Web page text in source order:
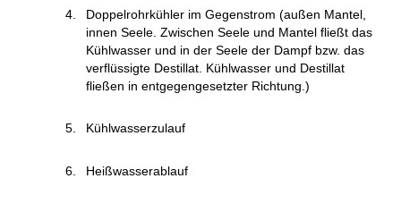
Doppelrohrkühler im Gegenstrom (außen Mantel,
innen Seele. Zwischen Seele und Mantel fließt das
Kühlwasser und in der Seele der Dampf bzw. das
verflüssigte Destillat. Kühlwasser und Destillat
fließen in entgegengesetzter Richtung.)
Kühlwasserzulauf
Heißwasserablauf